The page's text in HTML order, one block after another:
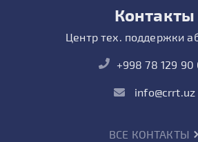
Контакты
Центр тех. поддержки
+998 78 129 90
info@crrt.uz
ВСЕ КОНТАКТЫ